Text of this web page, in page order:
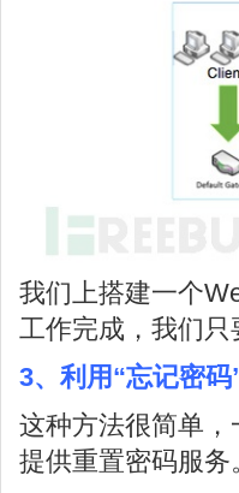
我们上搭建一个
工作完成，我们
3、利用“忘记密码
这种方法很简单
提供重置密码服务